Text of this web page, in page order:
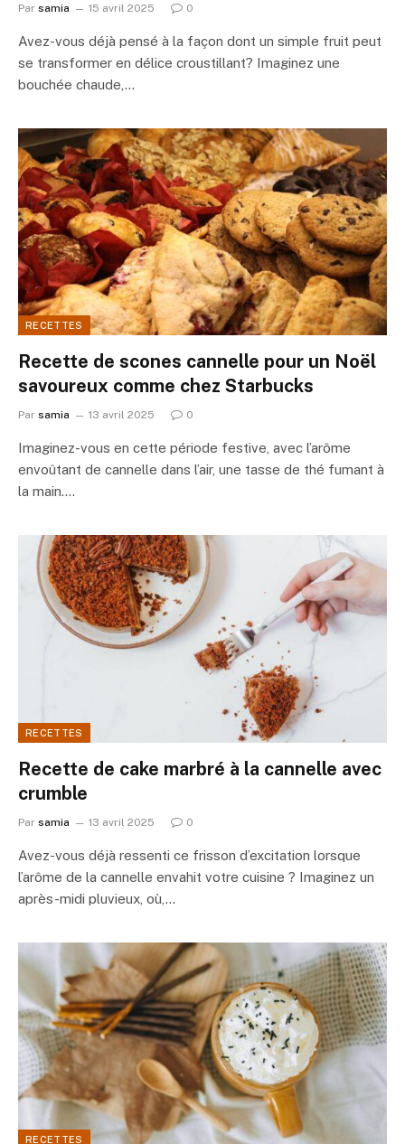
Par samia 15 avril 2025 0
Avez-vous déjà pensé à la façon dont un simple fruit peut
se transformer en délice croustillant? Imaginez une
bouchée chaude,…
RECETTES
Recette de scones cannelle pour un Noël
savoureux comme chez Starbucks
Par samia 13 avril 2025 0
Imaginez-vous en cette période festive, avec l’arôme
envoûtant de cannelle dans l’air, une tasse de thé fumant à
la main.…
RECETTES
Recette de cake marbré à la cannelle avec
crumble
Par samia 13 avril 2025 0
Avez-vous déjà ressenti ce frisson d’excitation lorsque
l’arôme de la cannelle envahit votre cuisine ? Imaginez un
après-midi pluvieux, où,…
RECETTES